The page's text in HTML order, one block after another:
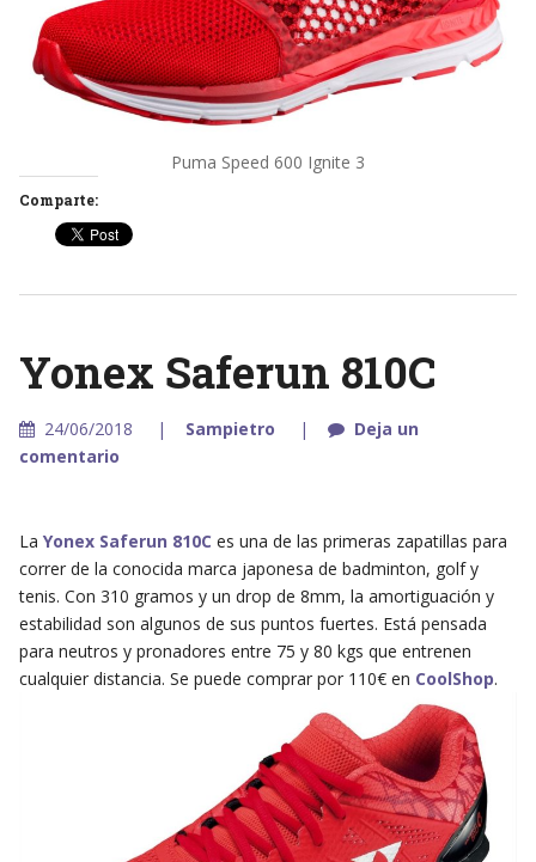
Puma Speed 600 Ignite 3
Comparte:
Yonex Saferun 810C
24/06/2018 Sampietro
Deja un
comentario
La Yonex Saferun 810C es una de las primeras zapatillas para
correr de la conocida marca japonesa de badminton, golf y
tenis. Con 310 gramos y un drop de 8mm, la amortiguación y
estabilidad son algunos de sus puntos fuertes. Está pensada
para neutros y pronadores entre 75 y 80 kgs que entrenen
cualquier distancia. Se puede comprar por 110€ en CoolShop.